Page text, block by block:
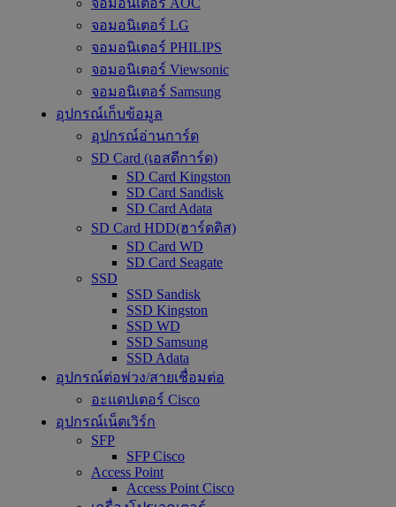
จอมอนิเตอร์ AOC
จอมอนิเตอร์ LG
จอมอนิเตอร์ PHILIPS
จอมอนิเตอร์ Viewsonic
จอมอนิเตอร์ Samsung
อุปกรณ์เก็บข้อมูล
อุปกรณ์อ่านการ์ด
SD Card (เอสดีการ์ด)
SD Card Kingston
SD Card Sandisk
SD Card Adata
SD Card HDD(ฮาร์ดดิส)
SD Card WD
SD Card Seagate
SSD
SSD Sandisk
SSD Kingston
SSD WD
SSD Samsung
SSD Adata
อุปกรณ์ต่อพ่วง/สายเชื่อมต่อ
อะแดปเตอร์ Cisco
อุปกรณ์เน็ตเวิร์ก
SFP
SFP Cisco
Access Point
Access Point Cisco